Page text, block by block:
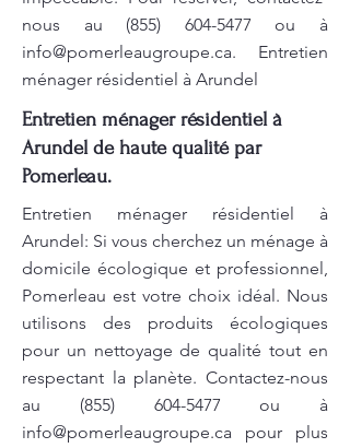
nous au (855) 604-5477 ou à
info@pomerleaugroupe.ca. Entretien
ménager résidentiel à Arundel
Entretien ménager résidentiel à
Arundel de haute qualité par
Pomerleau.
Entretien ménager résidentiel à
Arundel: Si vous cherchez un ménage à
domicile écologique et professionnel,
Pomerleau est votre choix idéal. Nous
utilisons des produits écologiques
pour un nettoyage de qualité tout en
respectant la planète. Contactez-nous
au (855) 604-5477 ou à
info@pomerleaugroupe.ca pour plus